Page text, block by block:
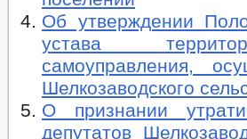
Об утверждении
устава
самоуправления,
Шелкозаводского
О признании
депутатов